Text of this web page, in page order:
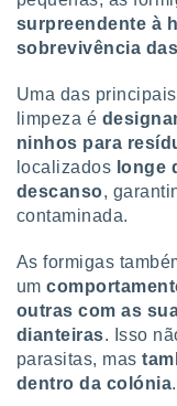
surpreendente à
sobrevivência
Uma das
limpeza é
ninhos para
localizados longe
descanso,
contaminada.
As formigas
um
outras com as
dianteiras. Isso
parasitas, mas
dentro da colónia.